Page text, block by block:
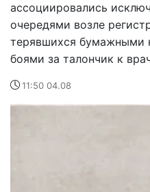
ассоциировались
очередями возле
терявшихся бумажными
боями за талончик к
11:50 04.08